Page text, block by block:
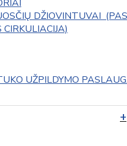
DŽIOVINTUVAI
UŽPILDYMO